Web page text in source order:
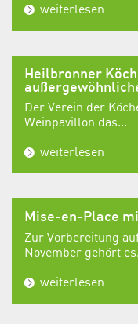
weiterlesen
Heilbronner
Der Verein der
Weinpavillon das...
weiterlesen
Mise-en-Place
Zur Vorbereitung
November gehört
weiterlesen